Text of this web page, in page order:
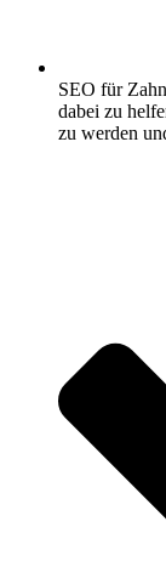
SEO für
dabei zu
zu werden